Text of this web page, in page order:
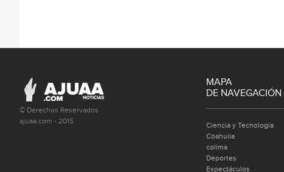
© Derechos Reservados
ajuaa.com - 2015
MAPA
DE NAVEGACIÓN
Ciencia y Tecnología
Coahuila
colima
Deportes
Espectáculos